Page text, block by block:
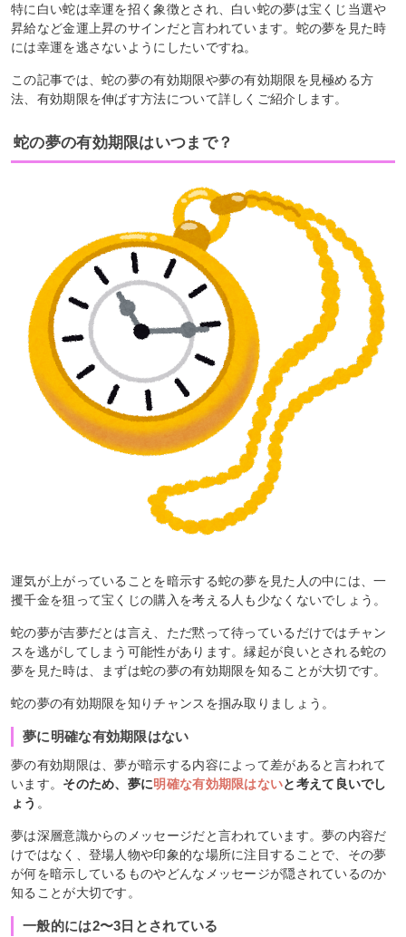
特に白い蛇は幸運を招く象徴とされ、白い蛇の夢は宝くじ当選や
昇給など金運上昇のサインだと言われています。蛇の夢を見た時
には幸運を逃さないようにしたいですね。
この記事では、蛇の夢の有効期限や夢の有効期限を見極める方
法、有効期限を伸ばす方法について詳しくご紹介します。
蛇の夢の有効期限はいつまで？
運気が上がっていることを暗示する蛇の夢を見た人の中には、一
攫千金を狙って宝くじの購入を考える人も少なくないでしょう。
蛇の夢が吉夢だとは言え、ただ黙って待っているだけではチャン
スを逃がしてしまう可能性があります。縁起が良いとされる蛇の
夢を見た時は、まずは蛇の夢の有効期限を知ることが大切です。
蛇の夢の有効期限を知りチャンスを掴み取りましょう。
夢に明確な有効期限はない
夢の有効期限は、夢が暗示する内容によって差があると言われて
います。 そのため、夢に明確な有効期限はないと考えて良いでし
ょう 。
夢は深層意識からのメッセージだと言われています。夢の内容だ
けではなく、登場人物や印象的な場所に注目することで、その夢
が何を暗示しているものやどんなメッセージが隠されているのか
知ることが大切です。
一般的には2〜3日とされている